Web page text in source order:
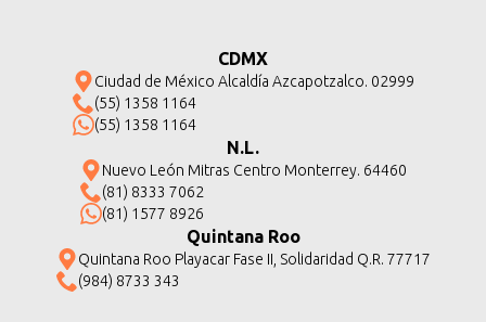
CDMX
Ciudad de México Alcaldía Azcapotzalco. 02999
(55) 1358 1164
(55) 1358 1164
N.L.
Nuevo León Mitras Centro Monterrey. 64460
(81) 8333 7062
(81) 1577 8926
Quintana Roo
Quintana Roo Playacar Fase II, Solidaridad Q.R. 77717
(984) 8733 343